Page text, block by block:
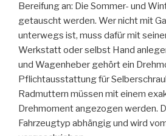
Bereifung an: Die Sommer- und
getauscht werden. Wer nicht mit
unterwegs ist, muss dafür mit
Werkstatt oder selbst Hand
und Wagenheber gehört ein
Pflichtausstattung für
Radmuttern müssen mit einem
Drehmoment angezogen werden.
Fahrzeugtyp abhängig und wird